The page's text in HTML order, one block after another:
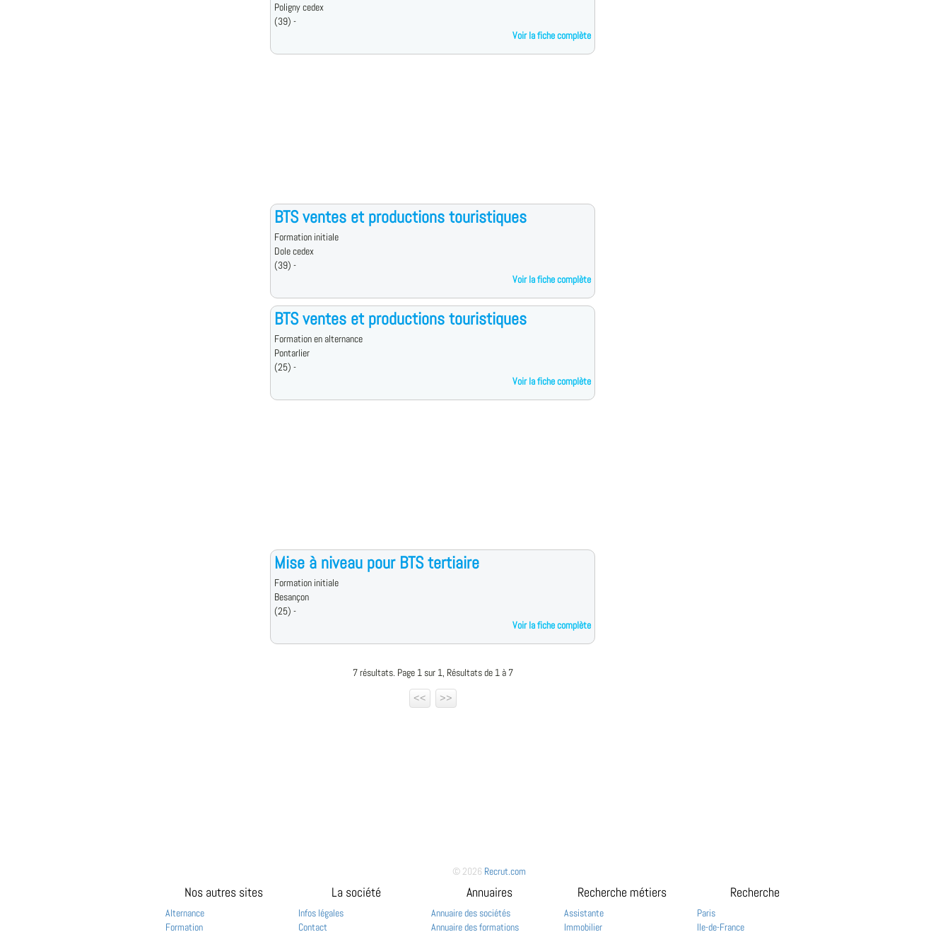
Poligny cedex
(39) -
Voir la fiche complète
BTS ventes et productions touristiques
Formation initiale
Dole cedex
(39) -
Voir la fiche complète
BTS ventes et productions touristiques
Formation en alternance
Pontarlier
(25) -
Voir la fiche complète
Mise à niveau pour BTS tertiaire
Formation initiale
Besançon
(25) -
Voir la fiche complète
7 résultats. Page 1 sur 1, Résultats de 1 à 7
<<
>>
© 2026 Recrut.com
Nos autres sites
Alternance
Formation
La société
Infos légales
Contact
Annuaires
Annuaire des sociétés
Annuaire des formations
Recherche métiers
Assistante
Immobilier
Recherche
Paris
Ile-de-France